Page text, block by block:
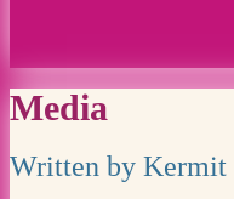
Media
Written by Kermit